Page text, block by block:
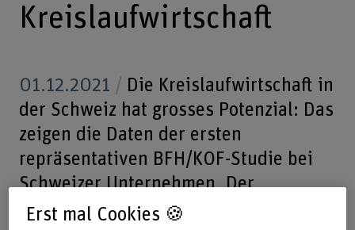
Kreislaufwirtschaft
01.12.2021
Die Kreislaufwirtschaft in
der Schweiz hat grosses Potenzial: Das
zeigen die Daten der ersten
repräsentativen BFH/KOF-Studie bei
Schweizer Unternehmen. Der
Innovationsstandort Schweiz mit gut
Erst mal Cookies 🍪